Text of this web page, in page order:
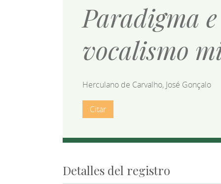
Paradigma
vocalismo
Herculano de Carvalho, José Gonçalo
Citar
Detalles del registro